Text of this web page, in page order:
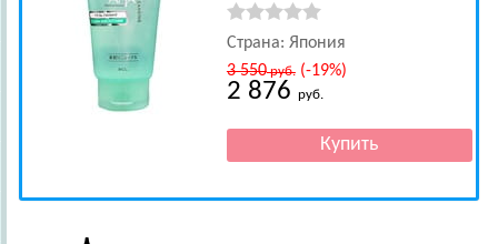
Страна: Япония
3 550руб.(-19%)
2 876 руб.